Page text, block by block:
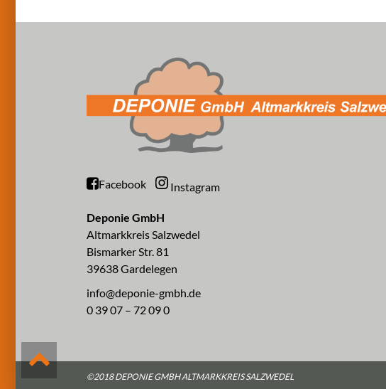
Facebook Instagram
Deponie GmbH
Altmarkkreis Salzwedel
Bismarker Str. 81
39638 Gardelegen
info@deponie-gmbh.de
0 39 07 – 72 09 0
©2018 DEPONIE GMBH ALTMARKKREIS SALZWEDEL